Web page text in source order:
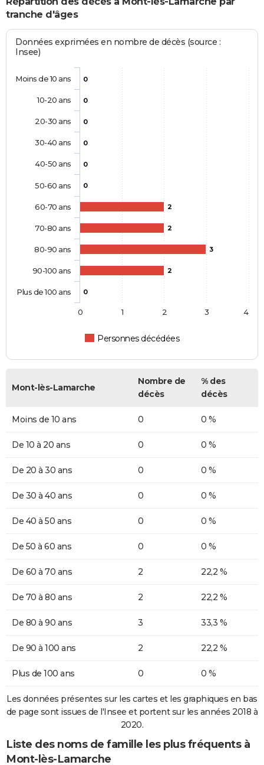
tranche d'âges
Données exprimées en nombre de décès (source :
Insee)
0
0
0
0
0
0
2
2
3
2
0
Personnes décédées
Moins de 10 ans
10-20 ans
20-30 ans
30-40 ans
40-50 ans
50-60 ans
60-70 ans
70-80 ans
80-90 ans
90-100 ans
Plus de 100 ans
0 1 2 3 4
Mont-lès-Lamarche
Nombre de
décès
% des
décès
Moins de 10 ans 0 0 %
De 10 à 20 ans 0 0 %
De 20 à 30 ans 0 0 %
De 30 à 40 ans 0 0 %
De 40 à 50 ans 0 0 %
De 50 à 60 ans 0 0 %
De 60 à 70 ans 2 22,2 %
De 70 à 80 ans 2 22,2 %
De 80 à 90 ans 3 33,3 %
De 90 à 100 ans 2 22,2 %
Plus de 100 ans 0 0 %
Les données présentes sur les cartes et les graphiques en bas
de page sont issues de l'Insee et portent sur les années 2018 à
2020.
Liste des noms de famille les plus fréquents à
Mont-lès-Lamarche